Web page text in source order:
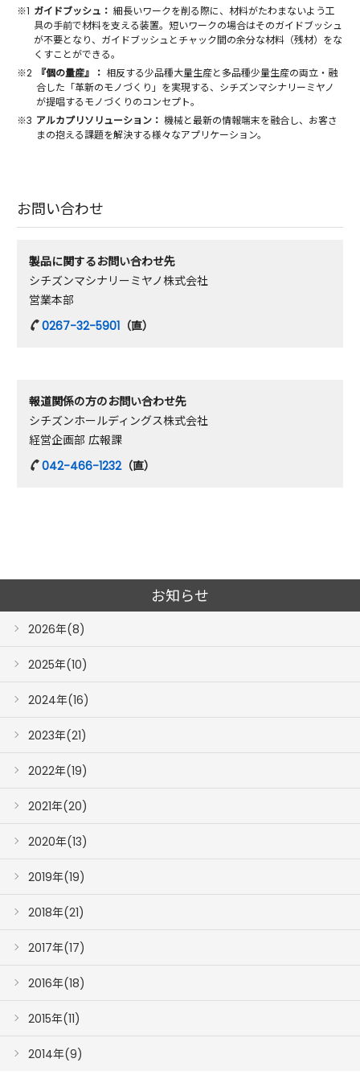
※1 ガイドブッシュ： 細長いワークを削る際に、材料がたわまないよう工
具の手前で材料を支える装置。短いワークの場合はそのガイドブッシュ
が不要となり、ガイドブッシュとチャック間の余分な材料（残材）をな
くすことができる。
※2
『個の量産』： 相反する少品種大量生産と多品種少量生産の両立・融
合した「革新のモノづくり」を実現する、シチズンマシナリーミヤノ
が提唱するモノづくりのコンセプト。
※3 アルカプリソリューション： 機械と最新の情報端末を融合し、お客さ
まの抱える課題を解決する様々なアプリケーション。
お問い合わせ
製品に関するお問い合わせ先
シチズンマシナリーミヤノ株式会社
営業本部
0267-32-5901 （直）
報道関係の方のお問い合わせ先
シチズンホールディングス株式会社
経営企画部 広報課
042-466-1232（直）
お知らせ
2026年(8)
2025年(10)
2024年(16)
2023年(21)
2022年(19)
2021年(20)
2020年(13)
2019年(19)
2018年(21)
2017年(17)
2016年(18)
2015年(11)
2014年(9)